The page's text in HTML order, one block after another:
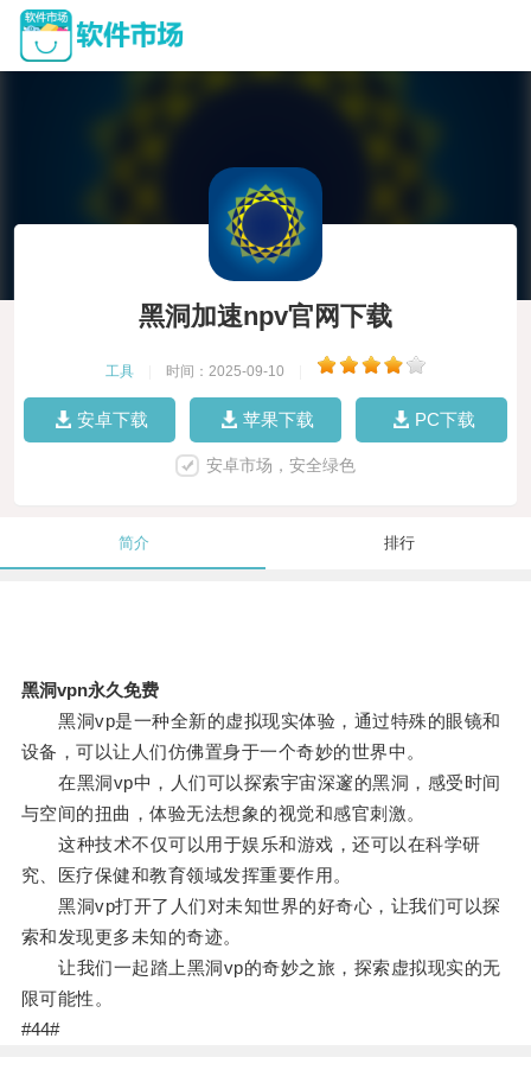
黑洞加速npv官网下载
工具 时间：2025-09-10
安卓下载 苹果下载 PC下载
安卓市场，安全绿色
简介 排行
黑洞vpn永久免费
黑洞vp是一种全新的虚拟现实体验，通过特殊的眼镜和
设备，可以让人们仿佛置身于一个奇妙的世界中。
在黑洞vp中，人们可以探索宇宙深邃的黑洞，感受时间
与空间的扭曲，体验无法想象的视觉和感官刺激。
这种技术不仅可以用于娱乐和游戏，还可以在科学研
究、医疗保健和教育领域发挥重要作用。
黑洞vp打开了人们对未知世界的好奇心，让我们可以探
索和发现更多未知的奇迹。
让我们一起踏上黑洞vp的奇妙之旅，探索虚拟现实的无
限可能性。
#44#